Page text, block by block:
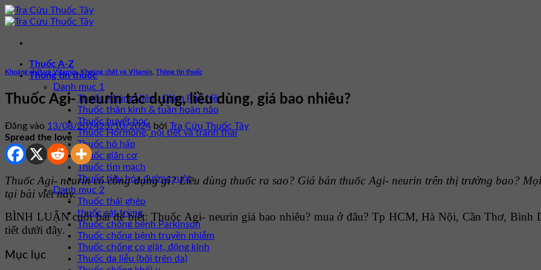
Bỏ
qua
dung
Thuốc A-Z
Thông tin thuốc
Danh mục 1
Thuốc Kháng Viêm, Giảm Phù Nề
Thuốc thần kinh & tuần hoàn não
Thuốc huyết học
Thuốc Hormone, nội tiết và tránh thai
Thuốc hô hấp
Thuốc giãn cơ
Thuốc tim mạch
Thuốc tiêu hóa đường ruột
Danh mục 2
Thuốc thải ghép
thuốc sát trùng
Thuốc chống bệnh Parkinson
Thuốc chống bệnh truyền nhiễm
Thuốc chống co giật, động kinh
Thuốc da liễu (bôi trên da)
Khoáng chất và Vitamin, Khoáng chất và Vitamin Thông tin thuốc
Thuốc Agi- neurin tác dụng, liều dùng, giá bao nhiêu?
Đăng vào 13/08/202423/10/2024 bởi Tra Cứu Thuốc Tây
Spread the love
Thuốc Agi- neurin có công dụng gì? Liều dùng thuốc ra sao? Giá bán thuốc Agi- neurin trên thị trường bao?
tại bài viết này.
BÌNH LUẬN cuối bài để biết: Thuốc Agi- neurin giá bao nhiêu? mua ở đâu? Tp HCM, Hà Nội, Cần Thơ,
tiết dưới đây.
Mục lục